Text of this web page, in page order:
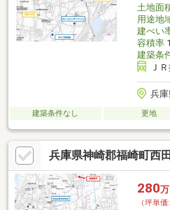
土地面
用途地
建ぺい
容積率
建築条
Ｊ
兵
建築条件なし 更地
兵庫県神崎郡福崎町西
280
（坪単価